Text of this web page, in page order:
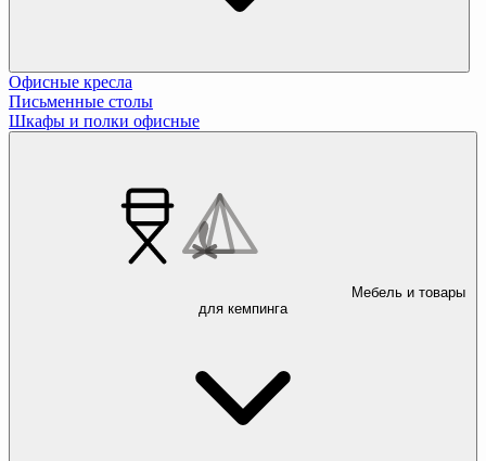
Офисные кресла
Письменные столы
Шкафы и полки офисные
Мебель и товары
для кемпинга